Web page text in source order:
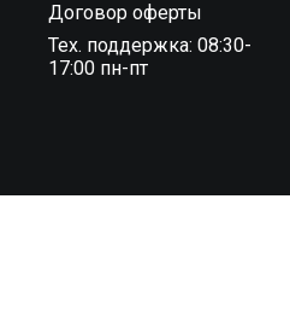
Договор оферты
Тех. поддержка: 08:30-
17:00 пн-пт